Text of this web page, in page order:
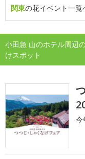
関東の花イベント一覧
小田急 山のホテル周辺
けスポット
今